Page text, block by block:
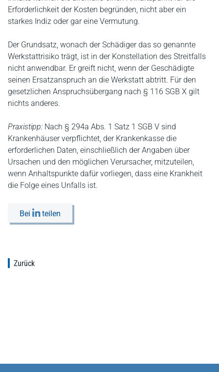
Erforderlichkeit der Kosten begründen, nicht aber ein
starkes Indiz oder gar eine Vermutung.
Der Grundsatz, wonach der Schädiger das so genannte
Werkstattrisiko trägt, ist in der Konstellation des Streitfalls
nicht anwendbar. Er greift nicht, wenn der Geschädigte
seinen Ersatzanspruch an die Werkstatt abtritt. Für den
gesetzlichen Anspruchsübergang nach § 116 SGB X gilt
nichts anderes.
Praxistipp: Nach § 294a Abs. 1 Satz 1 SGB V sind
Krankenhäuser verpflichtet, der Krankenkasse die
erforderlichen Daten, einschließlich der Angaben über
Ursachen und den möglichen Verursacher, mitzuteilen,
wenn Anhaltspunkte dafür vorliegen, dass eine Krankheit
die Folge eines Unfalls ist.
Bei teilen
Zurück